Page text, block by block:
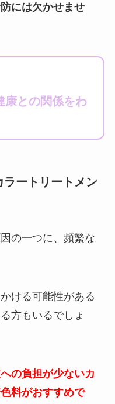
には欠かせませ
康との関係をわ
ートリートメン
の一つに、頻繁な
ける可能性がある
方もいるでしょ
の負担が少ないカ
料がおすすめで